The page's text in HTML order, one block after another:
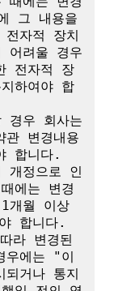
그 내용을
전자적 장치
어려울 경우
전자적 장
하여야 합
경우 회사는
관 변경내용
합니다.
개정으로 인
에는 변경
개월 이상
합니다.
라 변경된
우에는 "이
되거나 통지